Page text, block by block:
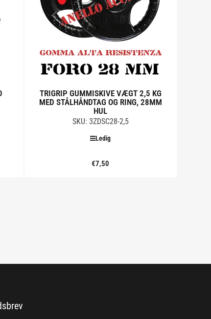
TRIGRIP GUMMISKIVE VÆGT 2,5 KG
MED STÅLHÅNDTAG OG RING, 28MM
HUL
SKU: 3ZDSC28-2,5
Ledig
Standard
€7,50